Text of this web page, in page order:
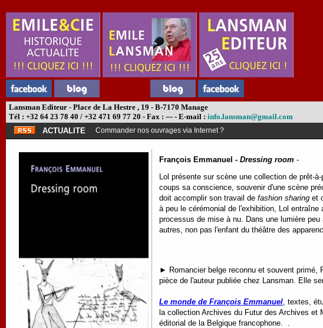
Lansman Editeur - Place de La Hestre , 19 - B-7170 Manage
Tél : +32 64 23 78 40 / +32 471 69 77 20 - Fax : --- - E-mail : info.lansman@gmail.com
ACTUALITE Commander nos ouvrages via Internet ?
François Emmanuel - Dressing room -
Lol présente sur scène une collection de prêt-
coups sa conscience, souvenir d'une scène
doit accomplir son travail de fashion sharing et
à peu le cérémonial de l'exhibition, Lol
processus de mise à nu. Dans une lumière
autres, non pas l'enfant du théâtre des
► Romancier belge reconnu et souvent
pièce de l'auteur publiée chez Lansman. Elle
Le monde de François Emmanuel , textes,
la collection Archives du Futur des Archives et
éditorial de la Belgique francophone. .